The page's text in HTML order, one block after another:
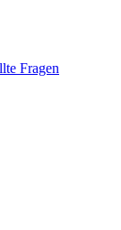
Fragen